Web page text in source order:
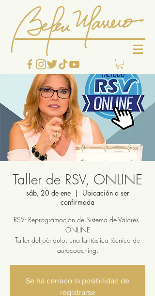
Taller de RSV, ONLINE
sáb, 20 de ene
  |
Ubicación a ser
confirmada
RSV: Reprogramación de Sistema de Valores -
ONLINE
Taller del péndulo, una fantástica técnica de
autocoaching.
Se ha cerrado la posibilidad de
registrarse